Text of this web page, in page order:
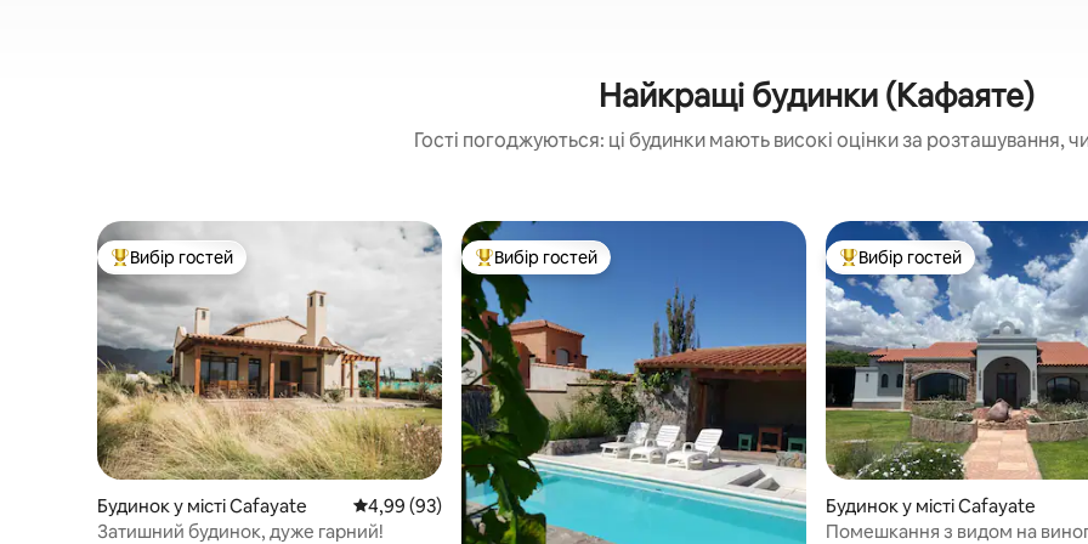
Найкращі будинки (Кафаяте)
Гості погоджуються: ці будинки мають високі оцінки за розташування,
Топ вибір гостей
Вибір гостей
Будинок у місті Cafayate Середня оцінка: 4,99 з 5, відгуки: 93
4,99 (93)
Затишний будинок, дуже гарний!
Топ вибір гостей
Вибір гостей Топ вибір гостей
Вибір гостей
Будинок у місті Cafayate
Помешкання з видом на